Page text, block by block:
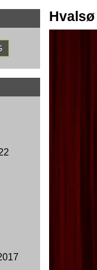
Hvalsø